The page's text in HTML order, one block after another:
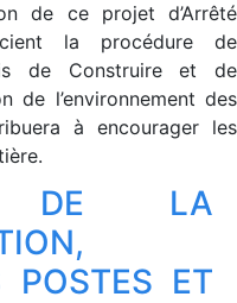
de ce projet d’Arrêté
la procédure de
de Construire et de
de l’environnement des
à encourager les
DE LA
POSTES ET